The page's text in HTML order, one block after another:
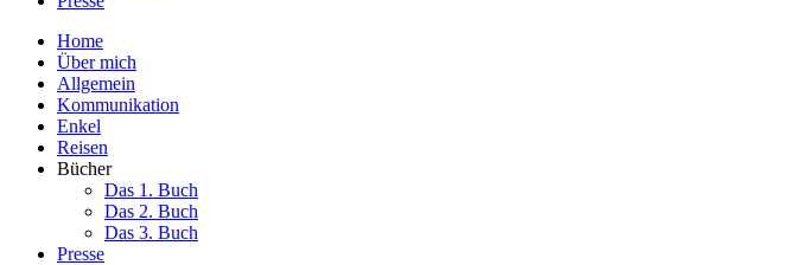
Home
Über mich
Allgemein
Kommunikation
Enkel
Reisen
Bücher
Das 1. Buch
Das 2. Buch
Das 3. Buch
Presse